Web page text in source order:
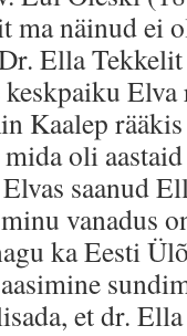
ma näinud ei
Ella
keskpaiku
Kaalep
oli
saanud
vanadus
ka Eesti
et dr.